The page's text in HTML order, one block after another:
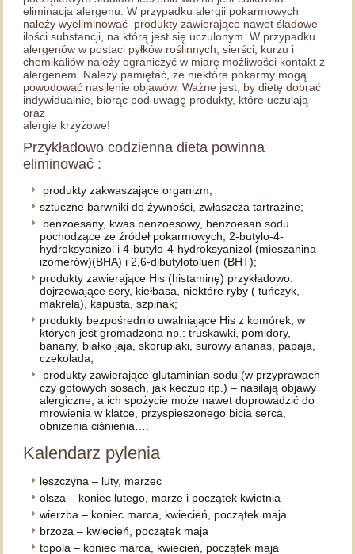
eliminacja alergenu. W przypadku alergii pokarmowych
należy wyeliminować produkty zawierające nawet śladowe
ilości substancji, na którą jest się uczulonym. W przypadku
alergenów w postaci pyłków roślinnych, sierści, kurzu i
chemikaliów należy ograniczyć w miarę możliwości kontakt z
alergenem. Należy pamiętać, że niektóre pokarmy mogą
powodować nasilenie objawów. Ważne jest, by dietę dobrać
indywidualnie, biorąc pod uwagę produkty, które uczulają
oraz
alergie krzyżowe!
Przykładowo codzienna dieta powinna
eliminować :
produkty zakwaszające organizm;
sztuczne barwniki do żywności, zwłaszcza tartrazine;
benzoesany, kwas benzoesowy, benzoesan sodu
pochodzące ze źródeł pokarmowych; 2-butylo-4-
hydroksyanizol i 4-butylo-4-hydroksyanizol (mieszanina
izomerów)(BHA) i 2,6-dibutylotoluen (BHT);
produkty zawierające His (histaminę) przykładowo:
dojrzewające sery, kiełbasa, niektóre ryby ( tuńczyk,
makrela), kapusta, szpinak;
produkty bezpośrednio uwalniające His z komórek, w
których jest gromadzona np.: truskawki, pomidory,
banany, białko jaja, skorupiaki, surowy ananas, papaja,
czekolada;
produkty zawierające glutaminian sodu (w przyprawach
czy gotowych sosach, jak keczup itp.) – nasilają objawy
alergiczne, a ich spożycie może nawet doprowadzić do
mrowienia w klatce, przyspieszonego bicia serca,
obniżenia ciśnienia….
Kalendarz pylenia
leszczyna – luty, marzec
olsza – koniec lutego, marze i początek kwietnia
wierzba – koniec marca, kwiecień, początek maja
brzoza – kwiecień, początek maja
topola – koniec marca, kwiecień, początek maja